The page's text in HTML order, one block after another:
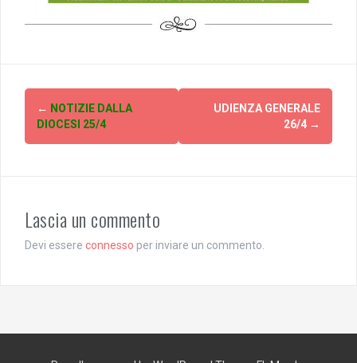
Post
navigation
← NOTIZIE DALLA
DIOCESI 25/4
UDIENZA GENERALE
26/4 →
Lascia un commento
Devi essere connesso per inviare un commento.